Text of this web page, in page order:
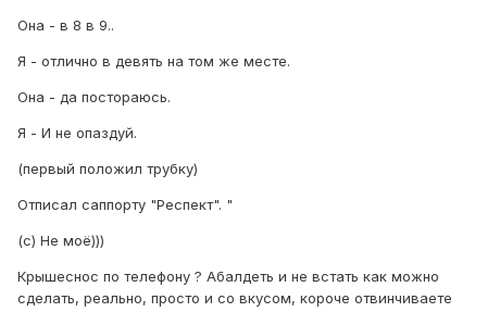
Она - в 8 в 9..
Я - отлично в девять на том же месте.
Она - да постораюсь.
Я - И не опаздуй.
(первый положил трубку)
Отписал саппорту "Респект". "
(с) Не моё)))
Крышеснос по телефону ? Абалдеть и не встать как можно
сделать, реально, просто и со вкусом, короче отвинчиваете